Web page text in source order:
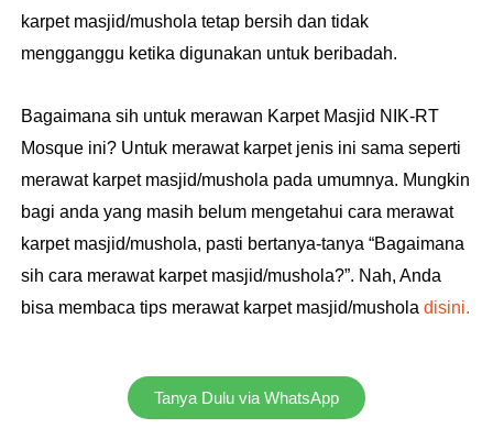
karpet masjid/mushola tetap bersih dan tidak
mengganggu ketika digunakan untuk beribadah.
Bagaimana sih untuk merawan Karpet Masjid NIK-RT
Mosque ini? Untuk merawat karpet jenis ini sama seperti
merawat karpet masjid/mushola pada umumnya. Mungkin
bagi anda yang masih belum mengetahui cara merawat
karpet masjid/mushola, pasti bertanya-tanya “Bagaimana
sih cara merawat karpet masjid/mushola?”. Nah, Anda
bisa membaca tips merawat karpet masjid/mushola disini.
Tanya Dulu via WhatsApp